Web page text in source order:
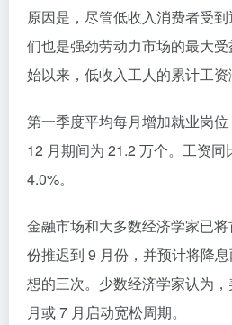
原因是，尽管低收入消费者受
们也是强劲劳动力市场的最大
始以来，低收入工人的累计工资
第一季度平均每月增加就业岗
12 月期间为 21.2 万个。工资
4.0%。
金融市场和大多数经济学家已
份推迟到 9 月份，并预计将降
想的三次。少数经济学家认为
月或 7 月启动宽松周期。